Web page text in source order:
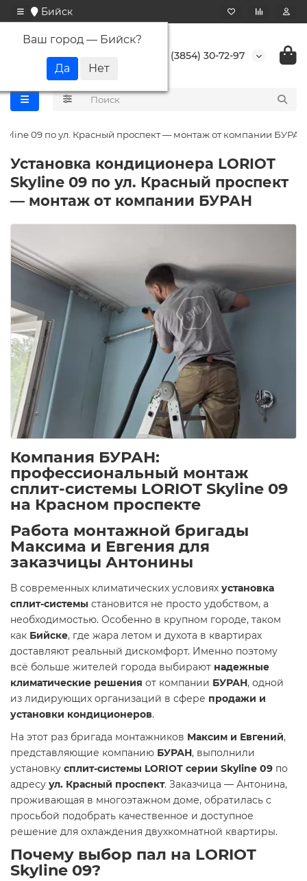
Бийск
Ваш город — Бийск?
+7 (3854) 30-72-97
09 по ул. Красный проспект — монтаж от компании БУРАН
Установка кондиционера LORIOT
Skyline 09 по ул. Красный проспект
— монтаж от компании БУРАН
Компания БУРАН:
профессиональный монтаж
сплит-системы LORIOT Skyline 09
на Красном проспекте
Работа монтажной бригады
Максима и Евгения для
заказчицы Антонины
В современных климатических условиях установка
сплит-системы становится не просто удобством, а
необходимостью. Особенно в крупном городе, таком
как Бийске, где жара летом и духота в квартирах
доставляют реальный дискомфорт. Именно поэтому
всё больше жителей города выбирают надежные
климатические решения от компании БУРАН, одной
из лидирующих организаций в сфере продажи и
установки кондиционеров.
На этот раз бригада монтажников Максим и Евгений,
представляющие компанию БУРАН, выполнили
установку сплит-системы LORIOT серии Skyline 09 по
адресу ул. Красный проспект. Заказчица — Антонина,
проживающая в многоэтажном доме, обратилась с
просьбой подобрать качественное и доступное
решение для охлаждения двухкомнатной квартиры.
Почему выбор пал на LORIOT
Skyline 09?